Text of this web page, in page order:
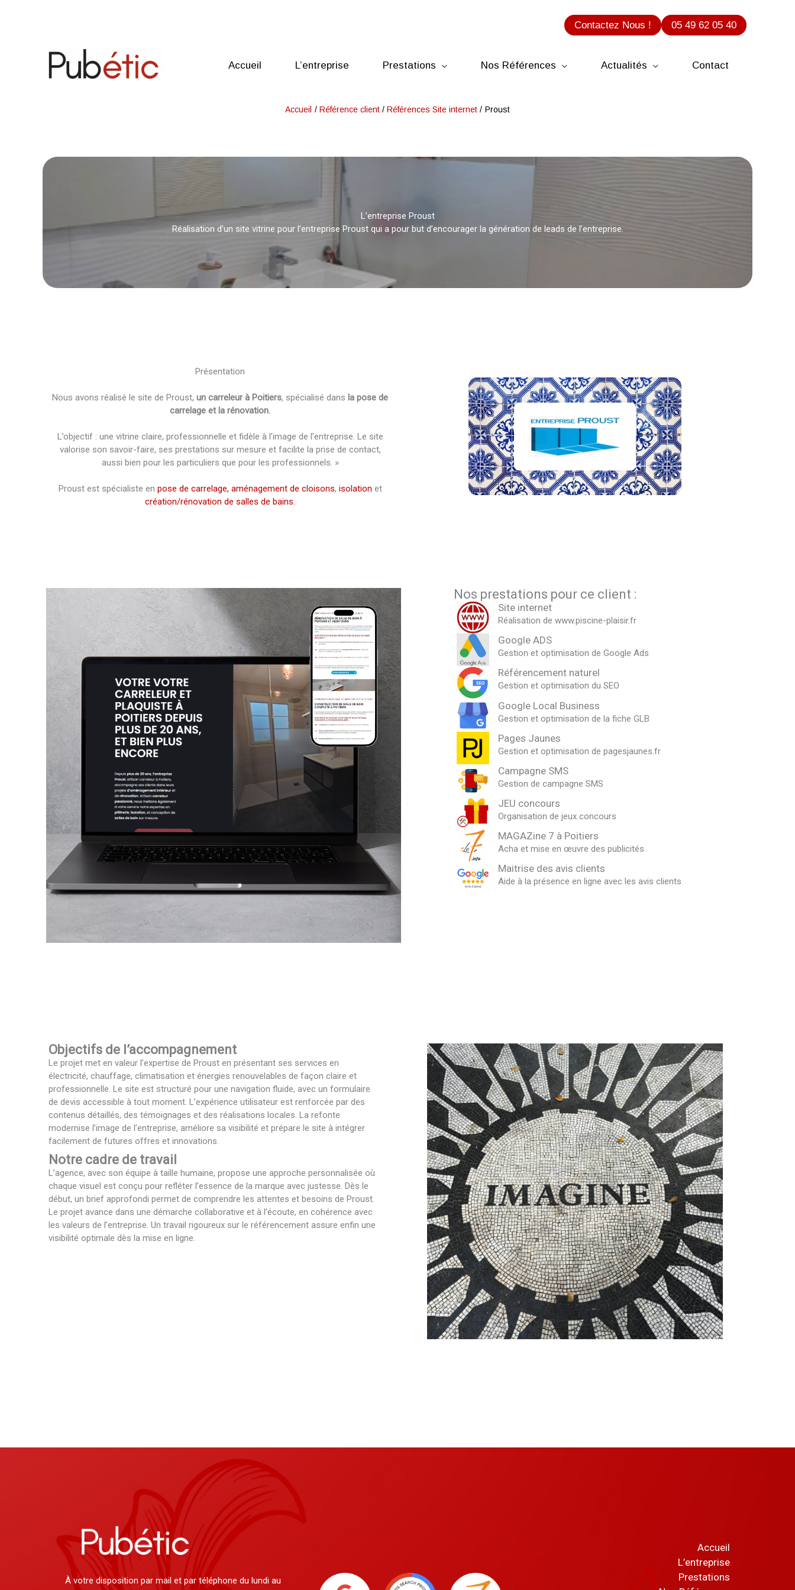
Contactez Nous ! 05 49 62 05 40
Accueil L’entreprise Prestations Nos Références Actualités Contact
Accueil Référence client Références Site internet Proust
L’entreprise Proust
Réalisation d’un site vitrine pour l’entreprise Proust qui a pour but d’encourager la génération de leads de l’entreprise.
Présentation
Nous avons réalisé le site de Proust, un carreleur à Poitiers, spécialisé dans la pose de
carrelage et la rénovation.
L’objectif : une vitrine claire, professionnelle et fidèle à l’image de l’entreprise. Le site
valorise son savoir-faire, ses prestations sur mesure et facilite la prise de contact,
aussi bien pour les particuliers que pour les professionnels. »
Proust est spécialiste en pose de carrelage, aménagement de cloisons, isolation et
création/rénovation de salles de bains.
Nos prestations pour ce client :
Site internet
Réalisation de www.piscine-plaisir.fr
Google ADS
Gestion et optimisation de Google Ads
Référencement naturel
Gestion et optimisation du SEO
Google Local Business
Gestion et optimisation de la fiche GLB
Pages Jaunes
Gestion et optimisation de pagesjaunes.fr
Campagne SMS
Gestion de campagne SMS
JEU concours
Organisation de jeux concours
MAGAZine 7 à Poitiers
Acha et mise en œuvre des publicités
Maitrise des avis clients
Aide à la présence en ligne avec les avis clients
Objectifs de l’accompagnement
Le projet met en valeur l’expertise de Proust en présentant ses services en
électricité, chauffage, climatisation et énergies renouvelables de façon claire et
professionnelle. Le site est structuré pour une navigation fluide, avec un formulaire
de devis accessible à tout moment. L’expérience utilisateur est renforcée par des
contenus détaillés, des témoignages et des réalisations locales. La refonte
modernise l’image de l’entreprise, améliore sa visibilité et prépare le site à intégrer
facilement de futures offres et innovations.
Notre cadre de travail
L’agence, avec son équipe à taille humaine, propose une approche personnalisée où
chaque visuel est conçu pour refléter l’essence de la marque avec justesse. Dès le
début, un brief approfondi permet de comprendre les attentes et besoins de Proust.
Le projet avance dans une démarche collaborative et à l’écoute, en cohérence avec
les valeurs de l’entreprise. Un travail rigoureux sur le référencement assure enfin une
visibilité optimale dès la mise en ligne.
À votre disposition par mail et par téléphone du lundi au
Accueil
L’entreprise
Prestations